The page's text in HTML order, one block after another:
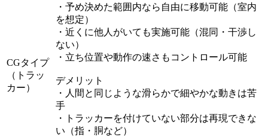
CGタイプ
（トラッ
カー）
・予め決めた範囲内なら自由に移動可能（室内
を想定）
・近くに他人がいても実施可能（混同・干渉し
ない）
・立ち位置や動作の速さもコントロール可能
デメリット
・人間と同じような滑らかで細やかな動きは苦
手
・トラッカーを付けていない部分は再現できな
い（指・胴など）